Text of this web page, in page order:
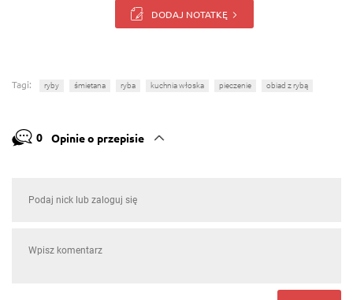
DODAJ NOTATKĘ
Tagi: ryby śmietana ryba kuchnia włoska pieczenie obiad z rybą
0 Opinie o przepisie